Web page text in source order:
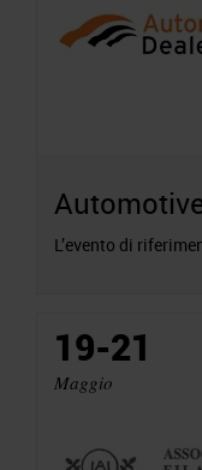
L’evento di
19-21
Maggio